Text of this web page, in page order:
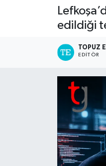
edildiği
TOPUZ
EDITÖR
TEKNOLOJİ
Haber Arşivi